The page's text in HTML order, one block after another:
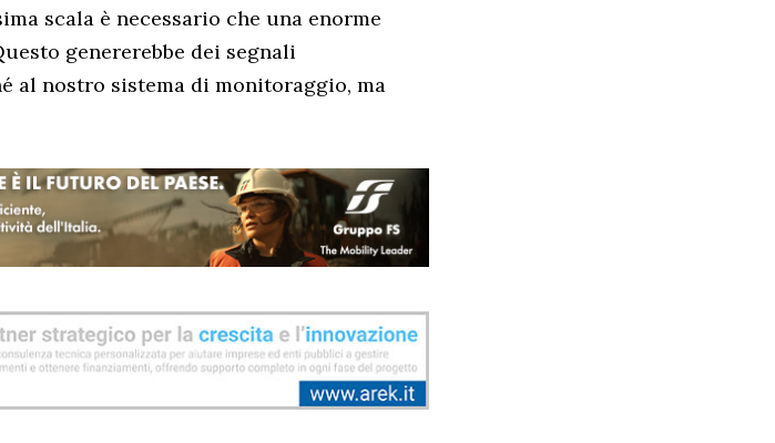
scala è necessario che una enorme
genererebbe dei segnali
al nostro sistema di monitoraggio, ma